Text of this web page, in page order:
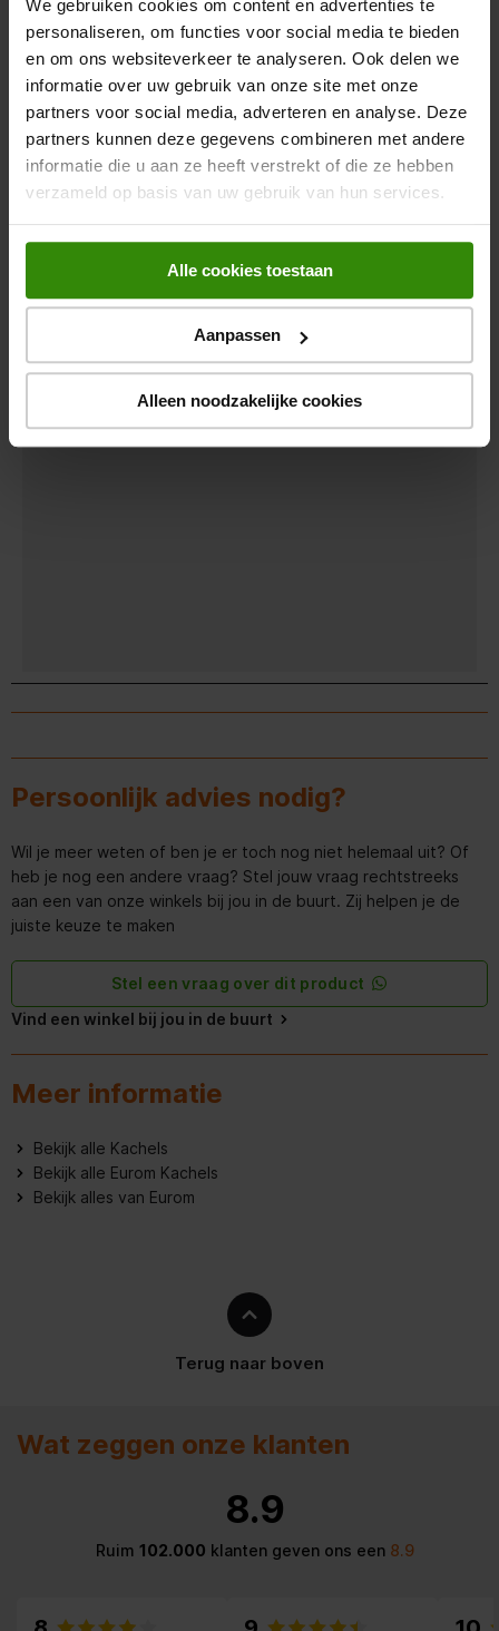
We gebruiken cookies om content en advertenties te
personaliseren, om functies voor social media te bieden
en om ons websiteverkeer te analyseren. Ook delen we
informatie over uw gebruik van onze site met onze
partners voor social media, adverteren en analyse. Deze
partners kunnen deze gegevens combineren met andere
informatie die u aan ze heeft verstrekt of die ze hebben
verzameld op basis van uw gebruik van hun services.
Alle cookies toestaan
Aanpassen
Alleen noodzakelijke cookies
Model kachel Paneel
Plaatsing kachel Wandmontage
Geschikt voor badkamer
Bediening via app
kachels
Beoordelingen
Er zijn nog geen beoordelingen ingediend.
Persoonlijk advies nodig?
Wil je meer weten of ben je er toch nog niet helemaal uit? Of
heb je nog een andere vraag? Stel jouw vraag rechtstreeks
aan een van onze winkels bij jou in de buurt. Zij helpen je de
juiste keuze te maken
Stel een vraag over dit product
Vind een winkel bij jou in de buurt
Meer informatie
Bekijk alle Kachels
Bekijk alle Eurom Kachels
Bekijk alles van Eurom
Terug naar boven
Wat zeggen onze klanten
8.9
Ruim 102.000 klanten geven ons een8.9